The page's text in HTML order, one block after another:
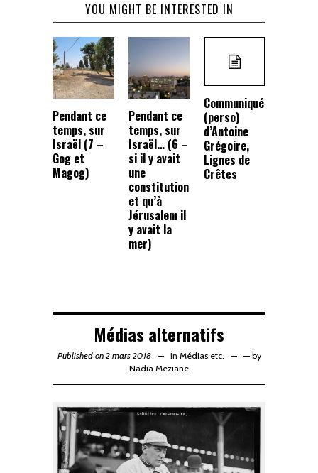
YOU MIGHT BE INTERESTED IN
Pendant ce
temps, sur
Israël (7 –
Gog et
Magog)
Pendant ce
temps, sur
Israël… (6 –
si il y avait
une
constitution
et qu’à
Jérusalem il
y avait la
mer)
Communiqué
(perso)
d’Antoine
Grégoire,
Lignes de
Crêtes
Médias alternatifs
Published on 2 mars 2018 in Médias etc. —by
Nadia Meziane